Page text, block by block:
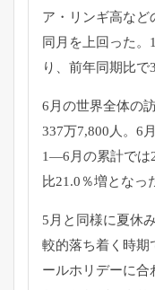
ア・ リンギ高な
同月を上回った。
り、 前年同期比で
6月の世界全体の
337万7,800人。6
1―6月の累計では
比21.0％増となっ
5月と同様に夏休
較的落ち着く時期
ールホリデーに合